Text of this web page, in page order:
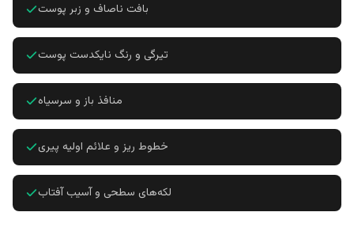
بافت ناصاف و زبر پوست
تیرگی و رنگ نایکدست پوست
منافذ باز و سرسیاه
خطوط ریز و علائم اولیه پیری
لکه‌های سطحی و آسیب آفتاب